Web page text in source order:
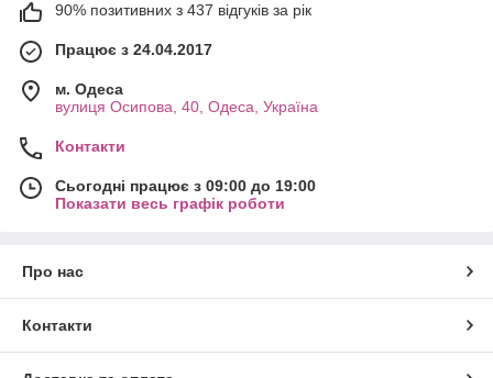
90% позитивних з 437 відгуків за рік
Працює з 24.04.2017
м. Одеса
вулиця Осипова, 40, Одеса, Україна
Контакти
Сьогодні працює з 09:00 до 19:00
Показати весь графік роботи
Про нас
Контакти